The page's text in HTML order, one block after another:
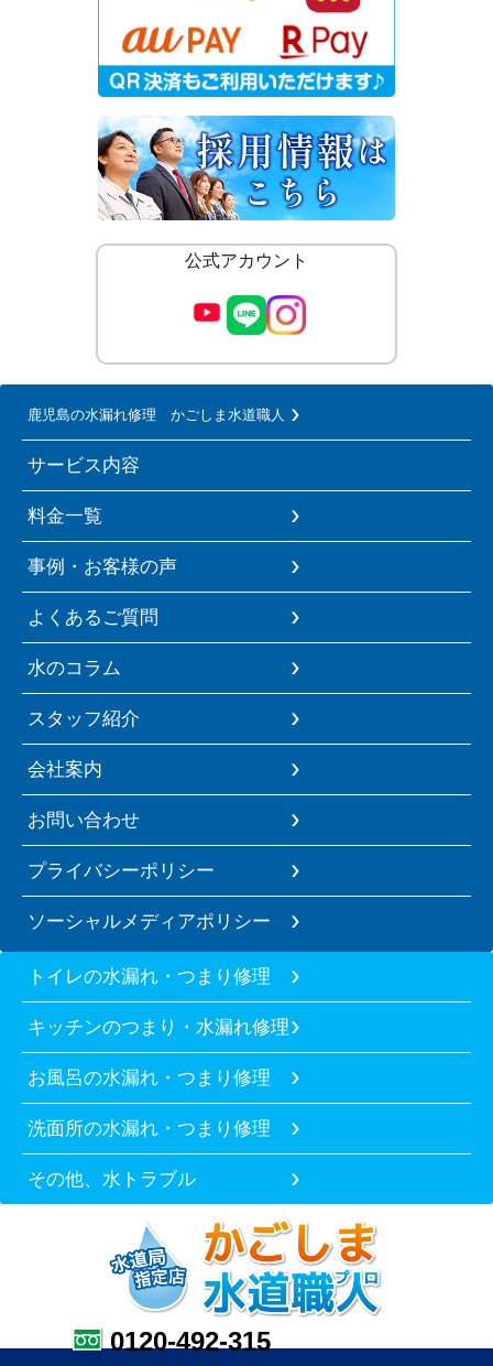
公式アカウント
鹿児島の水漏れ修理 かごしま水道職人
サービス内容
料金一覧
事例・お客様の声
よくあるご質問
水のコラム
スタッフ紹介
会社案内
お問い合わせ
プライバシーポリシー
ソーシャルメディアポリシー
トイレの水漏れ・つまり修理
キッチンのつまり・水漏れ修理
お風呂の水漏れ・つまり修理
洗面所の水漏れ・つまり修理
その他、水トラブル
0120-492-315